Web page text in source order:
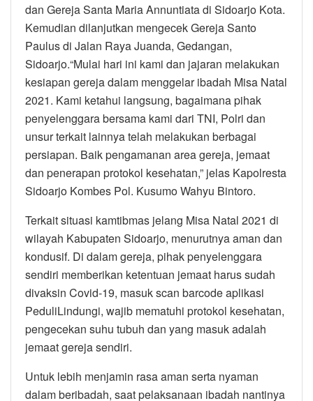
dan Gereja Santa Maria Annuntiata di Sidoarjo Kota.
Kemudian dilanjutkan mengecek Gereja Santo
Paulus di Jalan Raya Juanda, Gedangan,
Sidoarjo.“Mulai hari ini kami dan jajaran melakukan
kesiapan gereja dalam menggelar ibadah Misa Natal
2021. Kami ketahui langsung, bagaimana pihak
penyelenggara bersama kami dari TNI, Polri dan
unsur terkait lainnya telah melakukan berbagai
persiapan. Baik pengamanan area gereja, jemaat
dan penerapan protokol kesehatan,” jelas Kapolresta
Sidoarjo Kombes Pol. Kusumo Wahyu Bintoro.
Terkait situasi kamtibmas jelang Misa Natal 2021 di
wilayah Kabupaten Sidoarjo, menurutnya aman dan
kondusif. Di dalam gereja, pihak penyelenggara
sendiri memberikan ketentuan jemaat harus sudah
divaksin Covid-19, masuk scan barcode aplikasi
PeduliLindungi, wajib mematuhi protokol kesehatan,
pengecekan suhu tubuh dan yang masuk adalah
jemaat gereja sendiri.
Untuk lebih menjamin rasa aman serta nyaman
dalam beribadah, saat pelaksanaan ibadah nantinya